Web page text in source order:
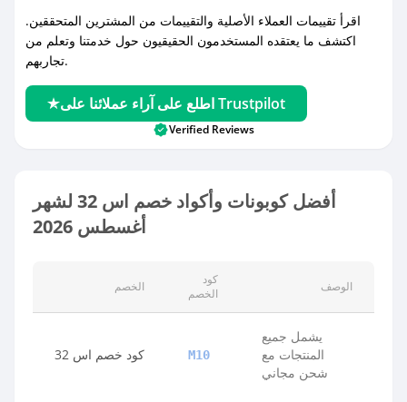
اقرأ تقييمات العملاء الأصلية والتقييمات من المشترين المتحققين.
اكتشف ما يعتقده المستخدمون الحقيقيون حول خدمتنا وتعلم من
تجاربهم.
اطلع على آراء عملائنا على Trustpilot
Verified Reviews
أفضل كوبونات وأكواد خصم اس 32 لشهر
أغسطس 2026
الخصم
كود
الخصم
الوصف
كود خصم اس 32 M10
يشمل جميع
المنتجات مع
شحن مجاني